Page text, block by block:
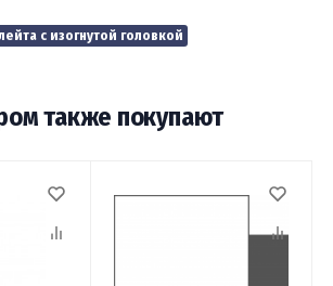
с изогнутой головкой
также покупают